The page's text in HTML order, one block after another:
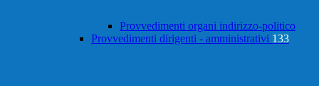
Provvedimenti organi indirizzo-politico
Provvedimenti dirigenti - amministrativi 133